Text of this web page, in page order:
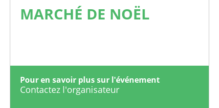
MARCHÉ DE NOËL
Pour en savoir plus sur l'événement
Contactez l'organisateur